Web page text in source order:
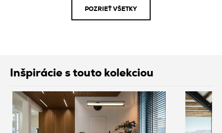
POZRIEŤ VŠETKY
Inšpirácie s touto kolekciou